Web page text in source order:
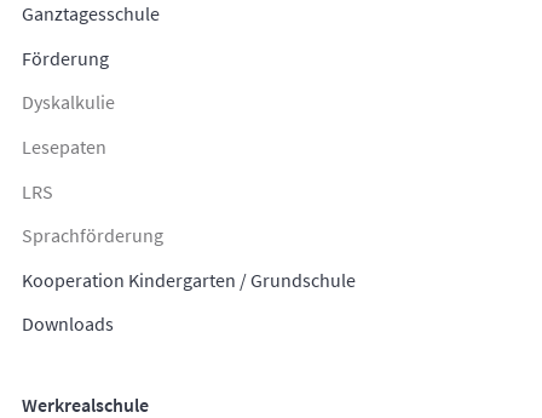
Ganztagesschule
Förderung
Dyskalkulie
Lesepaten
LRS
Sprachförderung
Kooperation Kindergarten / Grundschule
Downloads
Werkrealschule